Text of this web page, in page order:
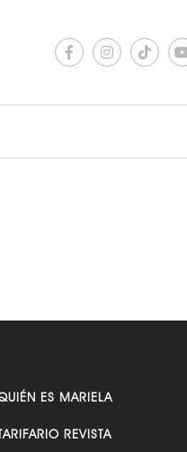
ES MARIELA
REVISTA